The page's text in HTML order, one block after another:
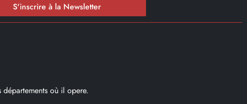
S'inscrire à la Newsletter
où il opere.